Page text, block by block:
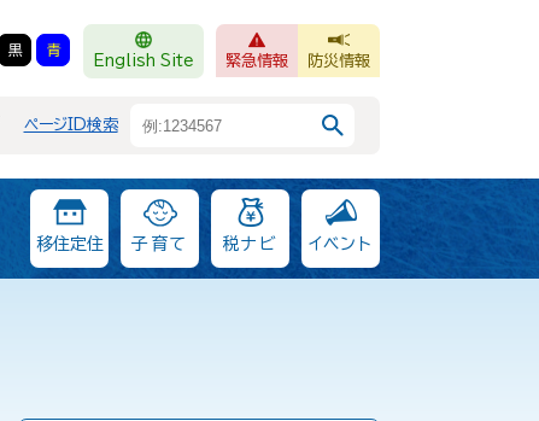
黒 青
English Site 緊急情報 防災情報
ページID検索
移住定住 子育て 税ナビ イベント